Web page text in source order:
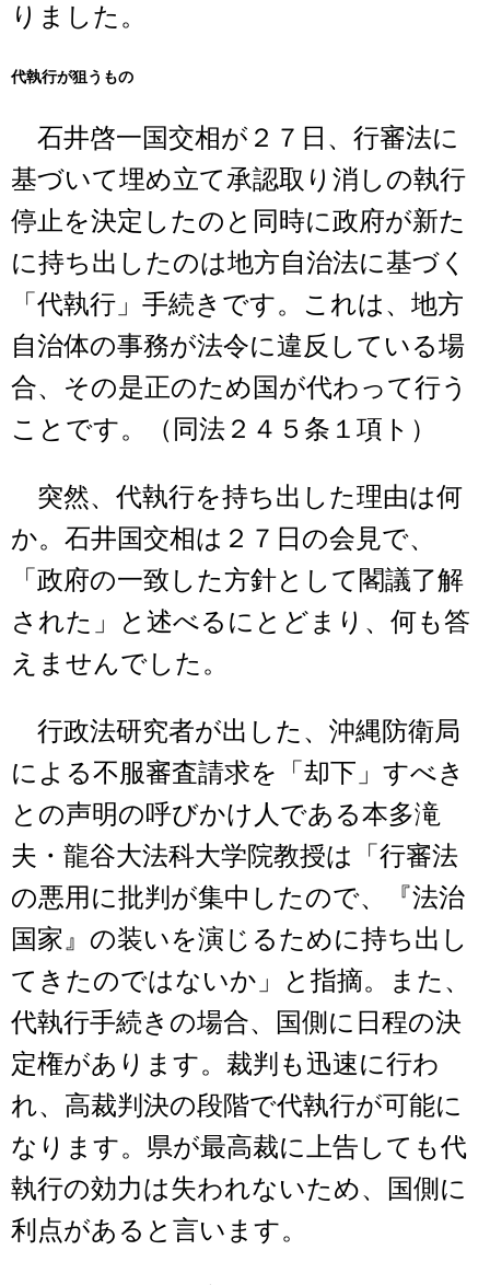
りました。
代執行が狙うもの
石井啓一国交相が２７日、行審法に
基づいて埋め立て承認取り消しの執行
停止を決定したのと同時に政府が新た
に持ち出したのは地方自治法に基づく
「代執行」手続きです。これは、地方
自治体の事務が法令に違反している場
合、その是正のため国が代わって行う
ことです。（同法２４５条１項ト）
突然、代執行を持ち出した理由は何
か。石井国交相は２７日の会見で、
「政府の一致した方針として閣議了解
された」と述べるにとどまり、何も答
えませんでした。
行政法研究者が出した、沖縄防衛局
による不服審査請求を「却下」すべき
との声明の呼びかけ人である本多滝
夫・龍谷大法科大学院教授は「行審法
の悪用に批判が集中したので、『法治
国家』の装いを演じるために持ち出し
てきたのではないか」と指摘。また、
代執行手続きの場合、国側に日程の決
定権があります。裁判も迅速に行わ
れ、高裁判決の段階で代執行が可能に
なります。県が最高裁に上告しても代
執行の効力は失われないため、国側に
利点があると言います。